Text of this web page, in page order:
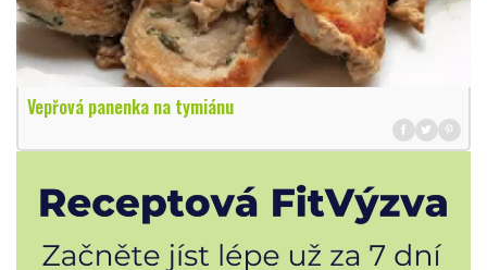
Vepřová panenka na tymiánu